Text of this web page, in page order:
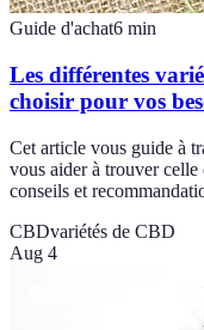
Guide d'achat6 min
Les différentes
choisir pour vos
Cet article vous guide à
vous aider à trouver
conseils et
CBDvariétés de CBD
Aug 4